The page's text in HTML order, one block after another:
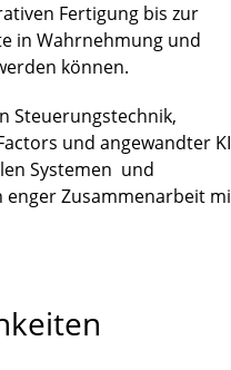
Fertigung bis zur
in Wahrnehmung und
können.
Steuerungstechnik,
und angewandter
Systemen und
enger Zusammenarbeit